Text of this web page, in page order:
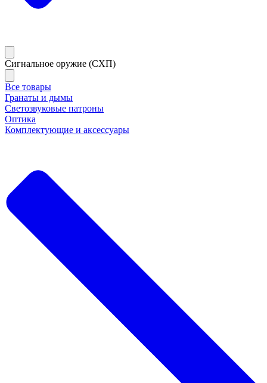
Сигнальное оружие (СХП)
Все товары
Гранаты и дымы
Светозвуковые патроны
Оптика
Комплектующие и аксессуары